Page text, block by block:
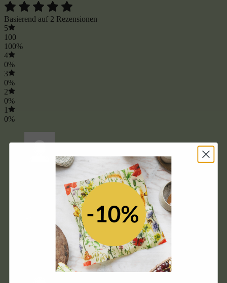
Basierend auf 2 Rezensionen
5
100
100%
4
0%
3
0%
2
0%
1
0%
Bewertet mit5von 5
Britta Gätjens(Verifizierter Besitzer) – 13. Mai 2023
Tolles Hautgefühl
Ihr habt nicht zu viel versprochen, fühlt sich nach dem
Duschen an, wie frisch gecremt! Super!